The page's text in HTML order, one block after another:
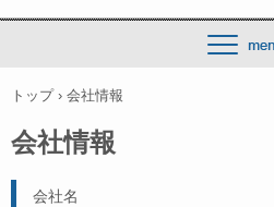
トップ › 会社情報
会社情報
会社名